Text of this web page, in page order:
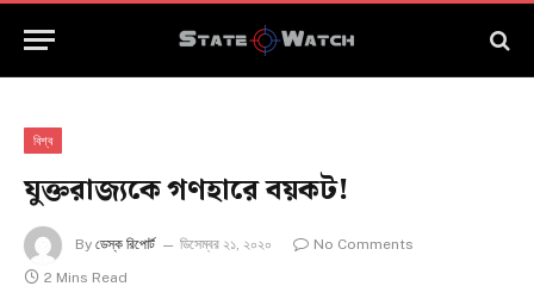
বিশ্ব
যুক্তরাজ্যকে গণহারে বয়কট!
By ডেস্ক রিপোর্ট ডিসেম্বর ২১, ২০২০
No Comments
2 Mins Read